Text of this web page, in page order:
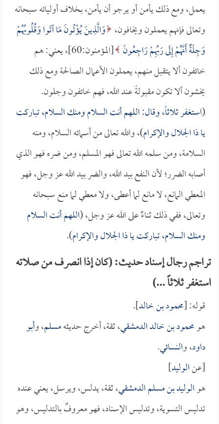
يعمل، ومع ذلك يأمن أو يرجو أن يأمن، بخلاف أوليائه سبحانه
وتعالى فإنهم يعملون ويخافون، وَالَّذِينَ يُؤْتُونَ مَا آتَوا وَقُلُوبُهُمْ
وَجِلَةٌ أَنَّهُمْ إِلَى رَبِّهِمْ رَاجِعُونَ
[المؤمنون:60]، يعني: هم
خائفون ألا يتقبل منهم، يعملون الأعمال الصالحة ومع ذلك
يخشون ألا تكون مقبولةً عند الله، فهم خائفون وجلون.
(استغفر ثلاثاً، وقال: اللهم أنت السلام ومنك السلام، تباركت
يا ذا الجلال والإكرام)، والله تعالى من أسمائه السلام، ومنه
السلامة، ومن سلمه الله تعالى فهو المسلم، ومن ضره فهو الذي
أصابه الضرر؛ لأن النفع بيد الله، والضر بيد الله عز وجل، فهو
المعطي المانع، لا مانع لما أعطى، ولا معطي لما منع سبحانه
وتعالى، ففي ذلك ثناءٌ على الله عز وجل، (اللهم أنت السلام
ومنك السلام، تباركت يا ذا الجلال والإكرام).
تراجم رجال إسناد حديث: (كان إذا انصرف من صلاته
استغفر ثلاثاً ...)
قوله: [محمود بن خالد].
هومحمود بن خالد الدمشقي، ثقة، أخرج حديثهمسلم، وأبو
داود، والنسائي.
[عنالوليد]
هوالوليد بن مسلم الدمشقي، ثقة، يدلس، ويرسل، يعني عنده
تدليس التسوية، وتدليس الإسناد، فهو معروفٌ بالتدليس، وهو